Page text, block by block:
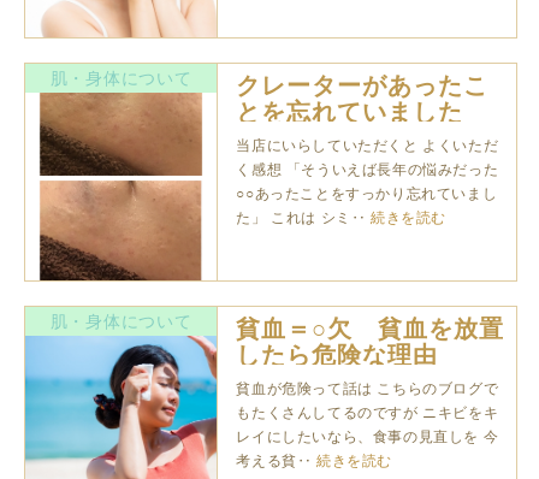
肌・身体について
クレーターがあったこ
とを忘れていました
当店にいらしていただくと よくいただ
く感想 「そういえば長年の悩みだった
○○あったことをすっかり忘れていまし
た」 これは シミ‥続きを読む
肌・身体について
貧血＝○欠 貧血を放置
したら危険な理由
貧血が危険って話は こちらのブログで
もたくさんしてるのですが ニキビをキ
レイにしたいなら、食事の見直しを 今
考える貧‥続きを読む